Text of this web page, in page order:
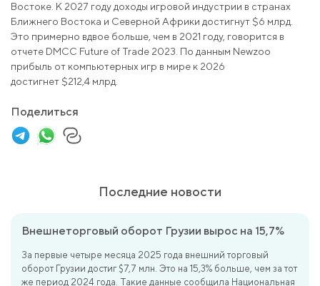
Востоке. К 2027 году доходы игровой индустрии в странах
Ближнего Востока и Северной Африки достигнут $6 млрд.
Это примерно вдвое больше, чем в 2021 году, говорится в
отчете DMCC Future of Trade 2023. По данным Newzoo
прибыль от компьютерных игр в мире к 2026
достигнет $212,4 млрд.
Поделиться
Последние новости
Внешнеторговый оборот Грузии вырос на 15,7%
За первые четыре месяца 2025 года внешний торговый
оборот Грузии достиг $7,7 млн. Это на 15,3% больше, чем за тот
же период 2024 года. Такие данные сообщила Национальная